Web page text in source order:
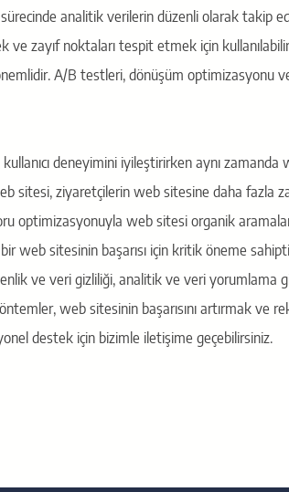
analitik verilerin düzenli olarak takip
ve zayıf noktaları tespit etmek için
A/B testleri, dönüşüm optimizasyonu
deneyimini iyileştirirken aynı
sitesi, ziyaretçilerin web sitesine daha fazla
optimizasyonuyla web sitesi organik
web sitesinin başarısı için kritik öneme
ve veri gizliliği, analitik ve veri
web sitesinin başarısını artırmak ve
destek için bizimle iletişime geçebilirsiniz.